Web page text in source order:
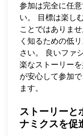
参加は完全に任
い。 目標は楽し
ことではありま
く知るための低
さい。 良いファ
楽なストーリー
が安心して参加
ます。
ストーリーと
ナミクスを促